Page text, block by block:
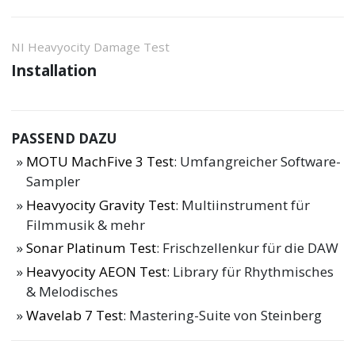
NI Heavyocity Damage Test
Installation
PASSEND DAZU
MOTU MachFive 3 Test: Umfangreicher Software-
Sampler
Heavyocity Gravity Test: Multiinstrument für
Filmmusik & mehr
Sonar Platinum Test: Frischzellenkur für die DAW
Heavyocity AEON Test: Library für Rhythmisches
& Melodisches
Wavelab 7 Test: Mastering-Suite von Steinberg